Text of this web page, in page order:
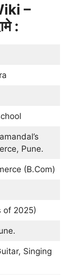
–
:
Pune.
(B.Com)
of 2025)
Singing